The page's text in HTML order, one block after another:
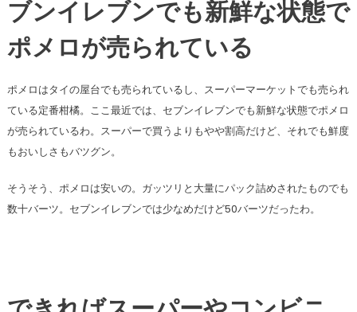
ブンイレブンでも新鮮な状態で
ポメロが売られている
ポメロはタイの屋台でも売られているし、スーパーマーケットでも売られ
ている定番柑橘。ここ最近では、セブンイレブンでも新鮮な状態でポメロ
が売られているわ。スーパーで買うよりもやや割高だけど、それでも鮮度
もおいしさもバツグン。
そうそう、ポメロは安いの。ガッツリと大量にパック詰めされたものでも
数十バーツ。セブンイレブンでは少なめだけど50バーツだったわ。